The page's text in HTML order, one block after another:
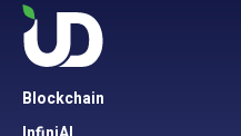
Blockchain